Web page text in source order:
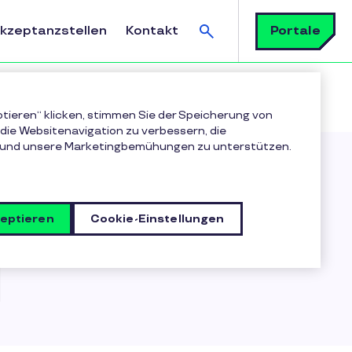
Kontakt
Suchen
Portale
klicken, stimmen Sie der Speicherung von
Websitenavigation zu verbessern, die
unsere Marketingbemühungen zu unterstützen.
Cookie-Einstellungen